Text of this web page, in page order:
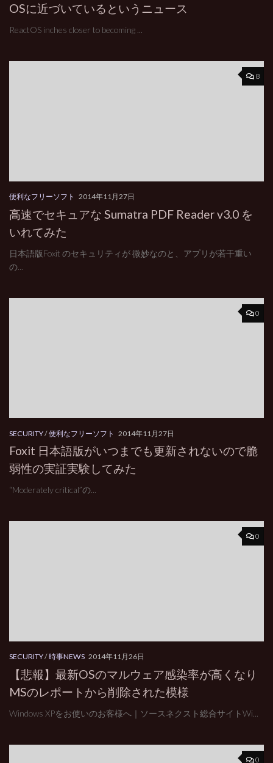
OSに近づいているというニュース
ReactOS inches closer to becoming ...
8
便利なフリーソフト 2014年11月27日
高速でセキュアな Sumatra PDF Reader v3.0 を
いれてみた
日本語版Foxit のセキュリティが 微妙なのと、アプリが若干重い
の...
0
SECURITY/便利なフリーソフト 2014年11月27日
Foxit 日本語版がいつまでも更新されないので脆
弱性の実証実験してみた
“Moderately critical”の...
0
SECURITY/時事NEWS 2014年11月26日
【悲報】最新OSのマルウェア感染率が高くなり
MSのレポートから削除された模様
Windows XPをお使いのお客様へ｜ソースネクスト総合サイトWi...
0